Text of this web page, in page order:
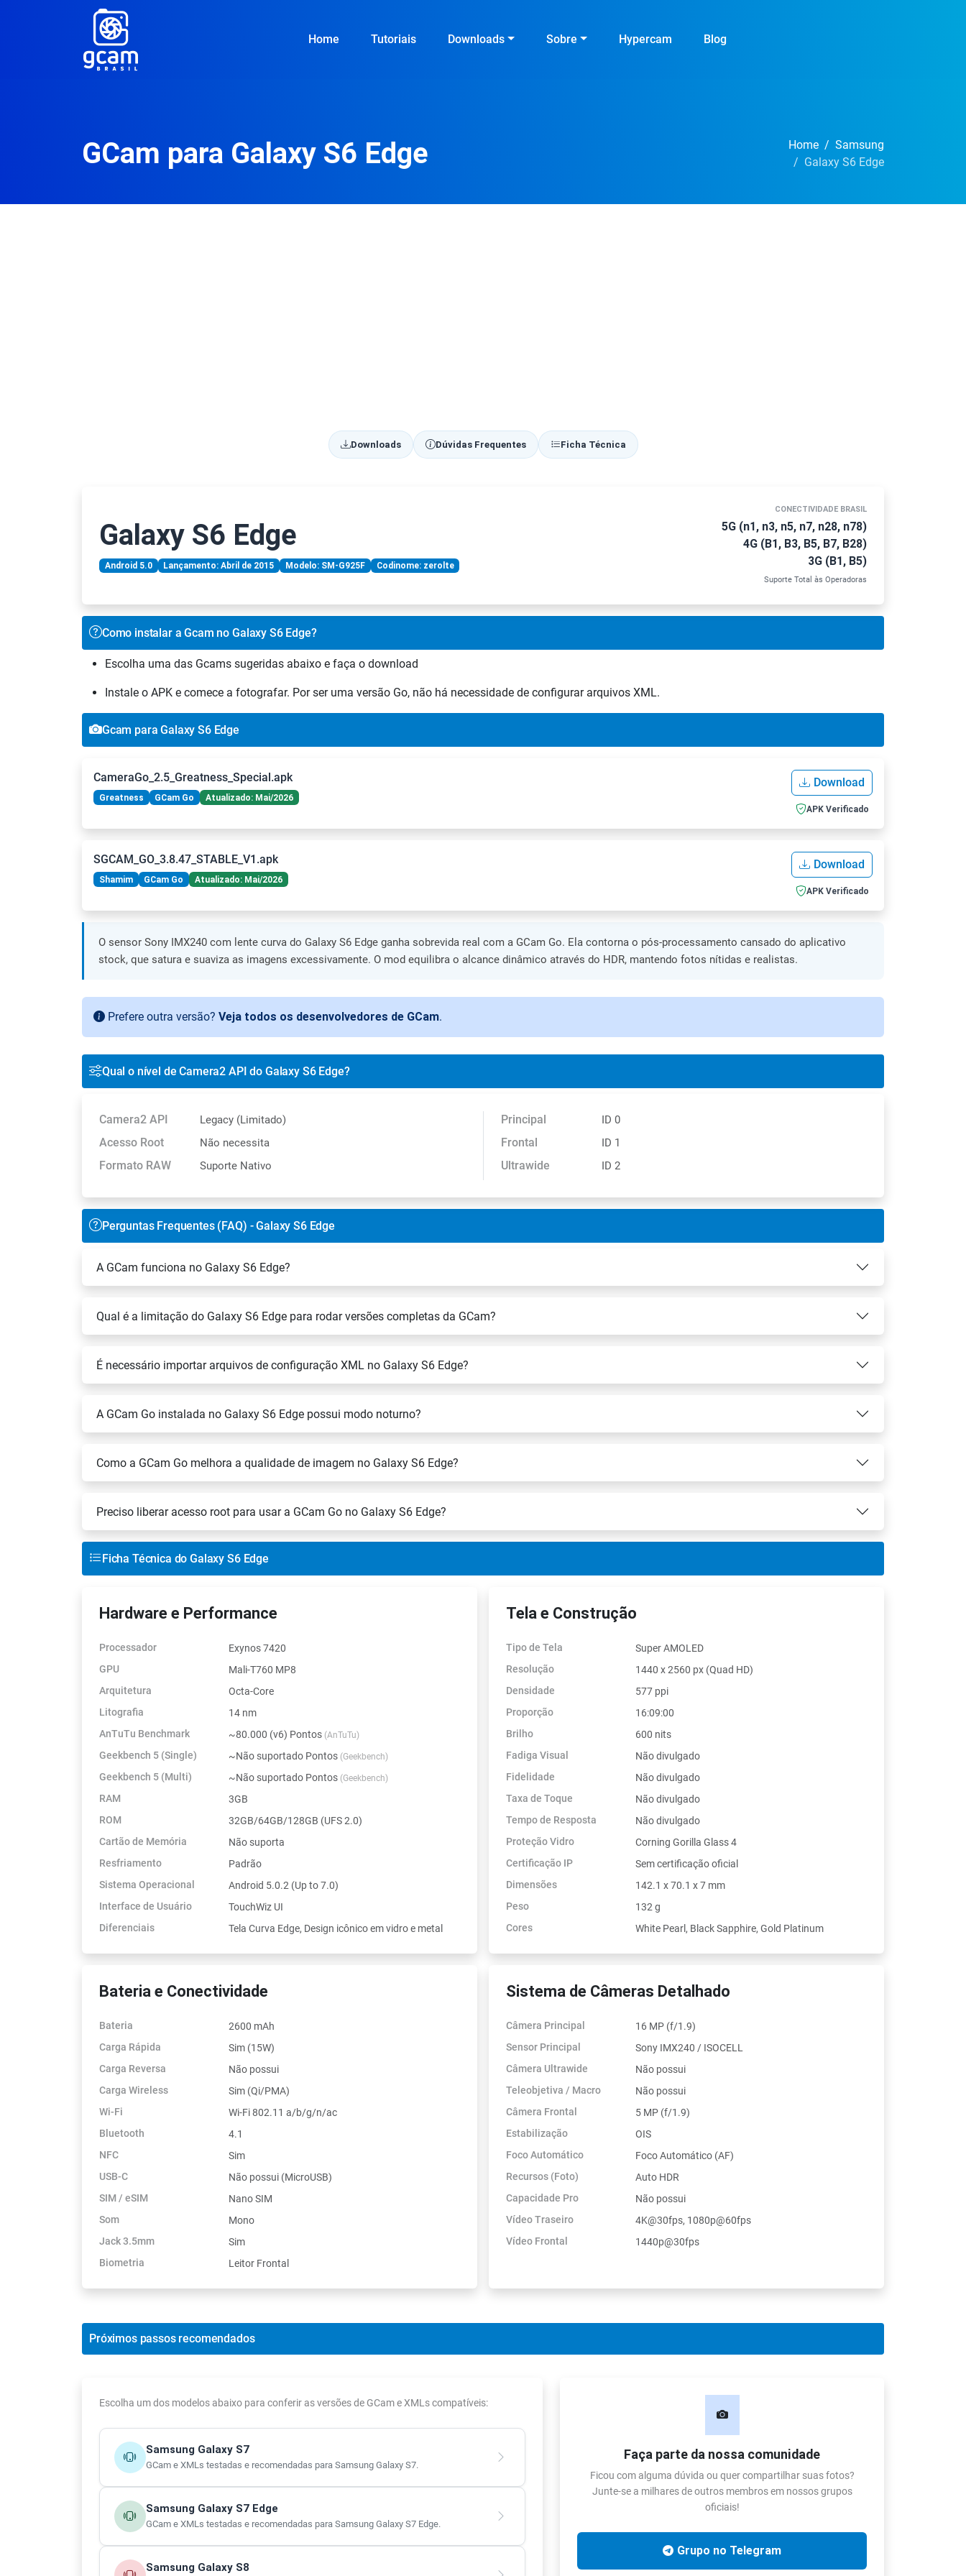
Home Tutoriais Downloads Sobre Hypercam Blog
GCam para Galaxy S6 Edge Home
Samsung
Galaxy S6 Edge
Downloads Dúvidas Frequentes Ficha Técnica
Galaxy S6 Edge
Android 5.0 Lançamento: Abril de 2015 Modelo: SM-G925F Codinome: zerolte
CONECTIVIDADE BRASIL
5G (n1, n3, n5, n7, n28, n78)
4G (B1, B3, B5, B7, B28)
3G (B1, B5)
Suporte Total às Operadoras
Como instalar a Gcam no Galaxy S6 Edge?
Escolha uma das Gcams sugeridas abaixo e faça o download
Instale o APK e comece a fotografar. Por ser uma versão Go, não há necessidade de configurar arquivos XML.
Gcam para Galaxy S6 Edge
CameraGo_2.5_Greatness_Special.apk
Greatness GCam Go Atualizado: Mai/2026
Download
APK Verificado
SGCAM_GO_3.8.47_STABLE_V1.apk
Shamim GCam Go Atualizado: Mai/2026
Download
APK Verificado
O sensor Sony IMX240 com lente curva do Galaxy S6 Edge ganha sobrevida real com a GCam Go. Ela contorna o pós-processamento cansado do aplicativo
stock, que satura e suaviza as imagens excessivamente. O mod equilibra o alcance dinâmico através do HDR, mantendo fotos nítidas e realistas.
Prefere outra versão? Veja todos os desenvolvedores de GCam.
Qual o nível de Camera2 API do Galaxy S6 Edge?
Camera2 API Legacy (Limitado)
Acesso Root Não necessita
Formato RAW Suporte Nativo
Principal ID 0
Frontal ID 1
Ultrawide ID 2
Perguntas Frequentes (FAQ) - Galaxy S6 Edge
A GCam funciona no Galaxy S6 Edge?
Qual é a limitação do Galaxy S6 Edge para rodar versões completas da GCam?
É necessário importar arquivos de configuração XML no Galaxy S6 Edge?
A GCam Go instalada no Galaxy S6 Edge possui modo noturno?
Como a GCam Go melhora a qualidade de imagem no Galaxy S6 Edge?
Preciso liberar acesso root para usar a GCam Go no Galaxy S6 Edge?
Ficha Técnica do Galaxy S6 Edge
Hardware e Performance
Processador
Exynos 7420
GPU
Mali-T760 MP8
Arquitetura
Octa-Core
Litografia
14 nm
AnTuTu Benchmark
~80.000 (v6) Pontos (AnTuTu)
Geekbench 5 (Single) ~Não suportado Pontos (Geekbench)
Geekbench 5 (Multi) ~Não suportado Pontos (Geekbench)
RAM
3GB
ROM
32GB/64GB/128GB (UFS 2.0)
Cartão de Memória
Não suporta
Resfriamento
Padrão
Sistema Operacional
Android 5.0.2 (Up to 7.0)
Interface de Usuário
TouchWiz UI
Diferenciais
Tela Curva Edge, Design icônico em vidro e metal
Tela e Construção
Tipo de Tela
Super AMOLED
Resolução
1440 x 2560 px (Quad HD)
Densidade
577 ppi
Proporção
16:09:00
Brilho
600 nits
Fadiga Visual
Não divulgado
Fidelidade
Não divulgado
Taxa de Toque
Não divulgado
Tempo de Resposta
Não divulgado
Proteção Vidro
Corning Gorilla Glass 4
Certificação IP
Sem certificação oficial
Dimensões
142.1 x 70.1 x 7 mm
Peso
132 g
Cores
White Pearl, Black Sapphire, Gold Platinum
Bateria e Conectividade
Bateria
2600 mAh
Carga Rápida
Sim (15W)
Carga Reversa
Não possui
Carga Wireless
Sim (Qi/PMA)
Wi-Fi
Wi-Fi 802.11 a/b/g/n/ac
Bluetooth
4.1
NFC
Sim
USB-C
Não possui (MicroUSB)
SIM / eSIM
Nano SIM
Som
Mono
Jack 3.5mm
Sim
Biometria
Leitor Frontal
Sistema de Câmeras Detalhado
Câmera Principal
16 MP (f/1.9)
Sensor Principal
Sony IMX240 / ISOCELL
Câmera Ultrawide
Não possui
Teleobjetiva / Macro
Não possui
Câmera Frontal
5 MP (f/1.9)
Estabilização
OIS
Foco Automático
Foco Automático (AF)
Recursos (Foto)
Auto HDR
Capacidade Pro
Não possui
Vídeo Traseiro
4K@30fps, 1080p@60fps
Vídeo Frontal
1440p@30fps
Próximos passos recomendados
Escolha um dos modelos abaixo para conferir as versões de GCam e XMLs compatíveis:
Samsung Galaxy S7
GCam e XMLs testadas e recomendadas para Samsung Galaxy S7.
Samsung Galaxy S7 Edge
GCam e XMLs testadas e recomendadas para Samsung Galaxy S7 Edge.
Samsung Galaxy S8
Faça parte da nossa comunidade
Ficou com alguma dúvida ou quer compartilhar suas fotos?
Junte-se a milhares de outros membros em nossos grupos
oficiais!
Grupo no Telegram